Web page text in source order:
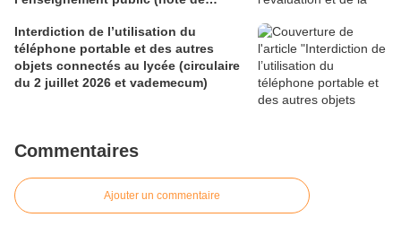
Interdiction de l’utilisation du
téléphone portable et des autres
objets connectés au lycée (circulaire
du 2 juillet 2026 et vademecum)
Commentaires
Ajouter un commentaire